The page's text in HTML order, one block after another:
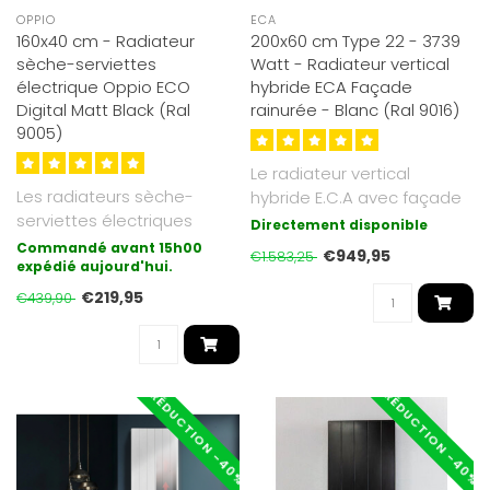
OPPIO
160x40 cm - Radiateur
sèche-serviettes
électrique Oppio ECO
Digital Matt Black (Ral
9005)
Les radiateurs sèche-
serviettes électriques
Oppio Eco Digital Matt
Black que n..
Commandé avant 15h00
expédié aujourd'hui.
€439,90 €219,95
ECA
200x60 cm Type 22 - 3739
Watt - Radiateur vertical
hybride ECA Façade
rainurée - Blanc (Ral 9016)
Le radiateur vertical
hybride E.C.A avec façade
rainurée combine chaleur
Directement disponible
€1.583,25 €949,95
RÉDUCTION -40% RÉDUCTION -40%